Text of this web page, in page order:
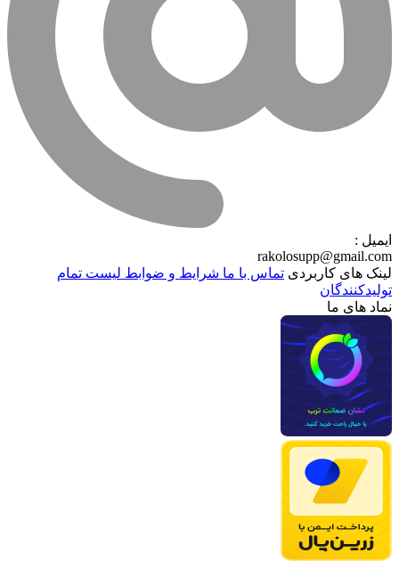
ایمیل :
rakolosupp@gmail.com
لینک های کاربردی تماس با ماشرایط و ضوابطلیست تمام
تولیدکنندگان
نماد های ما